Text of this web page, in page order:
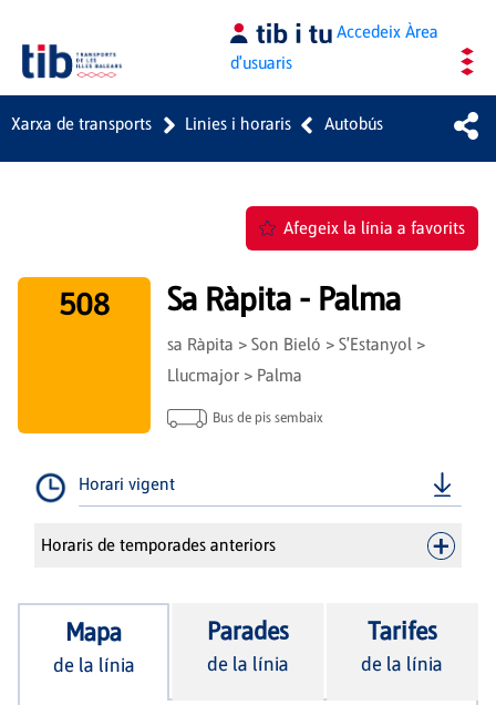
AccedeixÀrea
d'usuaris
Xarxa de transports Linies i horaris Autobús
Afegeix la línia a favorits
508 Sa Ràpita - Palma
sa Ràpita > Son Bieló > S'Estanyol >
Llucmajor > Palma
Bus de pis sembaix
Horari vigent
Horaris de temporades anteriors
Mapa
de la línia
Parades
de la línia
Tarifes
de la línia